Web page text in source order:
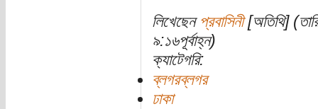
লিখেছেন প্রবাসিনী[অতিথি]
৯:১৬পূর্বাহ্ন)
ক্যাটেগরি:
ব্লগরব্লগর
ঢাকা